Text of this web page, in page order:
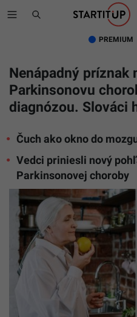
PREMIUM
Nenápadný príznak
Parkinsonovu
diagnózou. Slováci
Čuch ako okno do
Vedci priniesli nový
Parkinsonovej choroby